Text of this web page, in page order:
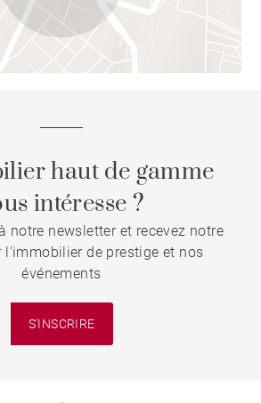
haut de gamme
intéresse ?
notre newsletter et recevez notre
l'immobilier de prestige et nos
événements
S'INSCRIRE